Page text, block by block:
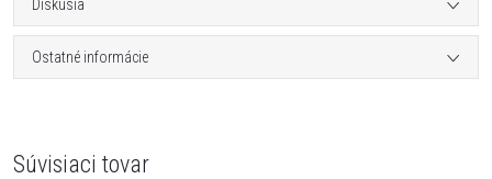
Diskusia
Ostatné informácie
Súvisiaci tovar